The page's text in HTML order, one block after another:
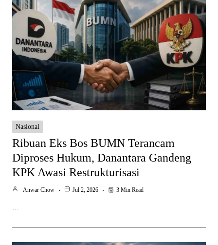
Nasional
Ribuan Eks Bos BUMN Terancam
Diproses Hukum, Danantara Gandeng
KPK Awasi Restrukturisasi
Anwar Chow Jul 2, 2026 3 Min Read
…